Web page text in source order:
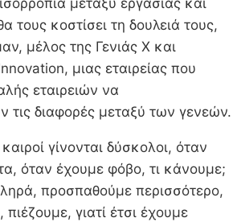
τους κοστίσει τη δουλειά τους,
μέλος της Γενιάς Χ και
μιας εταιρείας που
εταιρειών να
τις διαφορές μεταξύ των γενεών.
γίνονται δύσκολοι, όταν
όταν έχουμε φόβο, τι κάνουμε;
προσπαθούμε περισσότερο,
γιατί έτσι έχουμε